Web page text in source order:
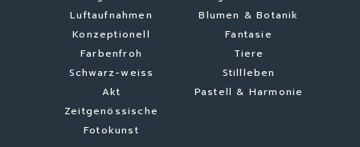
Luftaufnahmen
Konzeptionell
Farbenfroh
Schwarz-weiss
Akt
Zeitgenössische
Fotokunst
Blumen & Botanik
Fantasie
Tiere
Stillleben
Pastell & Harmonie